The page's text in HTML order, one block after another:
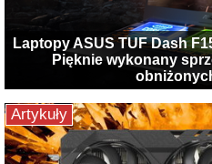
Laptopy ASUS TUF Dash
Pięknie wykonany
Artykuły